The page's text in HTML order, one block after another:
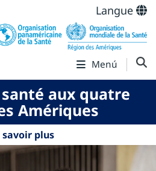
Langue
Menú
aux quatre
Amériques
savoir plus